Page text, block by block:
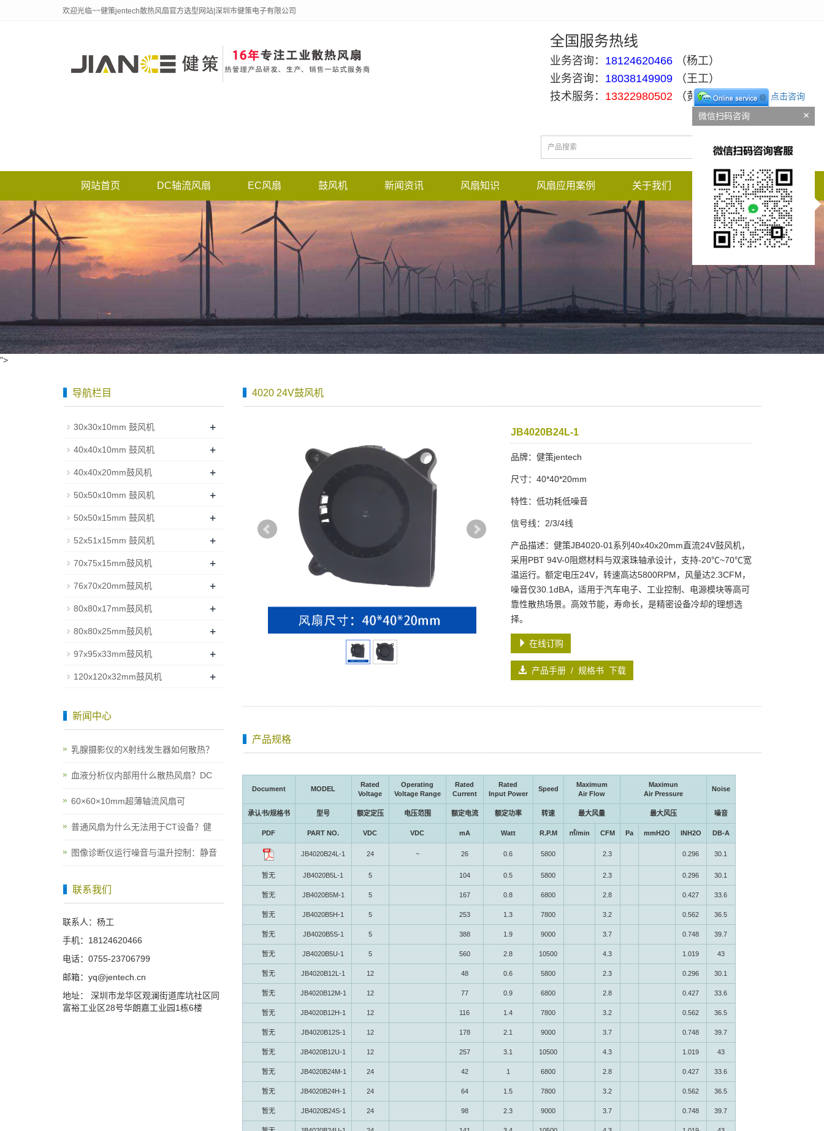
欢迎光临~~健策jentech散热风扇官方选型网站|深圳市健策电子有限公司
全国服务热线
业务咨询： 18124620466
（杨工）
业务咨询： 18038149909
（王工）
技术服务： 13322980502 （黄工）
网站首页 DC轴流风扇 EC风扇 鼓风机 新闻资讯 风扇知识 风扇应用案例 关于我们
">
4020 24V鼓风机
JB4020B24L-1
品牌：健策jentech
尺寸：40*40*20mm
特性：低功耗低噪音
信号线：2/3/4线
产品描述：健策JB4020-01系列40x40x20mm直流24V鼓风机，
采用PBT 94V-0阻燃材料与双滚珠轴承设计，支持-20℃~70℃宽
温运行。额定电压24V，转速高达5800RPM，风量达2.3CFM，
噪音仅30.1dBA，适用于汽车电子、工业控制、电源模块等高可
靠性散热场景。高效节能，寿命长，是精密设备冷却的理想选
择。
在线订购
产品手册 / 规格书 下载
产品规格
Document MODEL
Rated
Voltage
Operating
Voltage Range
Rated
Current
Rated
Input Power
Speed
Maximum
Air Flow
Maximun
Air Pressure
Noise
承认书/规格书 型号 额定定压 电压范围 额定电流 额定功率 转速 最大风量 最大风压 噪音
PDF PART NO. VDC VDC mA Watt R.P.M ㎥/min CFM Pa mmH2O INH2O DB-A
JB4020B24L-1 24 ~ 26 0.6 5800 2.3 0.296 30.1
暂无 JB4020B5L-1 5 104 0.5 5800 2.3 0.296 30.1
暂无 JB4020B5M-1 5 167 0.8 6800 2.8 0.427 33.6
暂无 JB4020B5H-1 5 253 1.3 7800 3.2 0.562 36.5
暂无 JB4020B5S-1 5 388 1.9 9000 3.7 0.748 39.7
暂无 JB4020B5U-1 5 560 2.8 10500 4.3 1.019 43
暂无 JB4020B12L-1 12 48 0.6 5800 2.3 0.296 30.1
暂无 JB4020B12M-1 12 77 0.9 6800 2.8 0.427 33.6
暂无 JB4020B12H-1 12 116 1.4 7800 3.2 0.562 36.5
暂无 JB4020B12S-1 12 178 2.1 9000 3.7 0.748 39.7
暂无 JB4020B12U-1 12 257 3.1 10500 4.3 1.019 43
暂无 JB4020B24M-1 24 42 1 6800 2.8 0.427 33.6
暂无 JB4020B24H-1 24 64 1.5 7800 3.2 0.562 36.5
暂无 JB4020B24S-1 24 98 2.3 9000 3.7 0.748 39.7
导航栏目
30x30x10mm 鼓风机 +
40x40x10mm 鼓风机 +
40x40x20mm鼓风机 +
50x50x10mm 鼓风机 +
50x50x15mm 鼓风机 +
52x51x15mm 鼓风机 +
70x75x15mm鼓风机 +
76x70x20mm鼓风机 +
80x80x17mm鼓风机 +
80x80x25mm鼓风机 +
97x95x33mm鼓风机 +
120x120x32mm鼓风机 +
新闻中心
乳腺摄影仪的X射线发生器如何散热？
血液分析仪内部用什么散热风扇？DC
60×60×10mm超薄轴流风扇可
普通风扇为什么无法用于CT设备？健
图像诊断仪运行噪音与温升控制：静音
联系我们
联系人：杨工
手机：18124620466
电话：0755-23706799
邮箱：yq@jentech.cn
地址： 深圳市龙华区观澜街道库坑社区同
富裕工业区28号华朗嘉工业园1栋6楼
点击咨询
微信扫码咨询